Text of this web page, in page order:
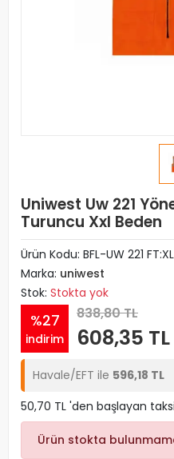
Uniwest Uw 221
Turuncu Xxl Beden
Ürün Kodu: BFL-UW 221 FT:XL
Marka: uniwest
Stok: Stokta yok
%27
indirim
838,80 TL
608,35 TL
Havale/EFT ile 596,18 TL
50,70 TL 'den başlayan
Ürün stokta